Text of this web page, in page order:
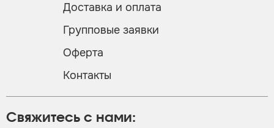
Свяжитесь с нами:
Доставка и оплата
Групповые заявки
Оферта
Контакты